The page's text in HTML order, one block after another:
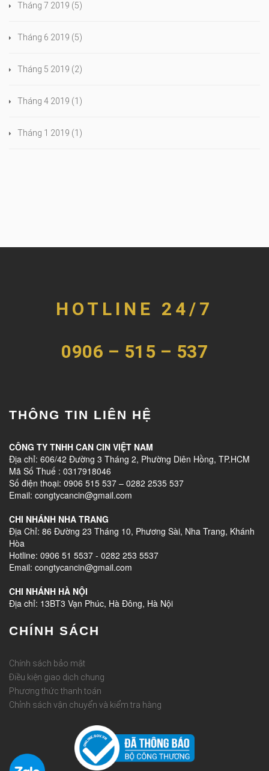
Tháng 7 2019 (5)
Tháng 6 2019 (5)
Tháng 5 2019 (2)
Tháng 4 2019 (1)
Tháng 1 2019 (1)
HOTLINE 24/7
0906 – 515 – 537
THÔNG TIN LIÊN HỆ
CÔNG TY TNHH CAN CIN VIỆT NAM
Địa chỉ: 606/42 Đường 3 Tháng 2, Phường Diên Hồng, TP.HCM
Mã Số Thuế : 0317918046
Số điện thoại: 0906 515 537 – 0282 2535 537
Email: congtycancin@gmail.com
CHI NHÁNH NHA TRANG
Địa Chỉ: 86 Đường 23 Tháng 10, Phương Sài, Nha Trang, Khánh
Hòa
Hotline: 0906 51 5537 - 0282 253 5537
Email: congtycancin@gmail.com
CHI NHÁNH HÀ NỘI
Địa chỉ: 13BT3 Vạn Phúc, Hà Đông, Hà Nội
CHÍNH SÁCH
Chính sách bảo mật
Điều kiện giao dịch chung
Phương thức thanh toán
Chỉnh sách vận chuyển và kiểm tra hàng